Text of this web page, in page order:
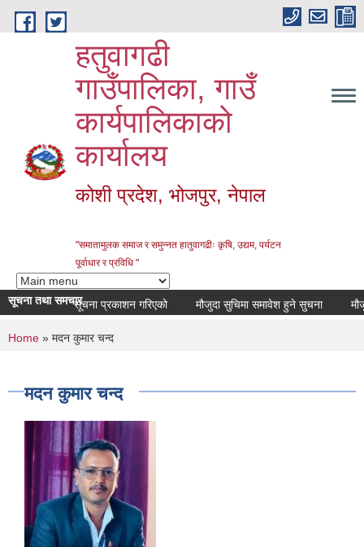
Skip to main content
हतुवागढी
गाउँपालिका, गाउँ
कार्यपालिकाको
कार्यालय
कोशी प्रदेश, भोजपुर, नेपाल
"समातामुलक समाज र समुन्नत हातुवागढीः कृषि, उद्यम, पर्यटन
पूर्वाधार र प्रविधि "
सूचना तथा समचारसूचना प्रकाशन गरिएको मौजुदा सुचिमा समावेश हुने सुचना
You are here
Home » मदन कुमार चन्द
मदन कुमार चन्द